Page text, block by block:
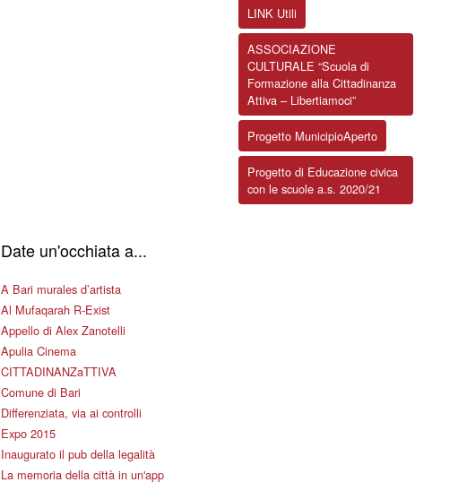
Date un'occhiata a...
A Bari murales d’artista
Al Mufaqarah R-Exist
Appello di Alex Zanotelli
Apulia Cinema
CITTADINANZaTTIVA
Comune di Bari
Differenziata, via ai controlli
Expo 2015
Inaugurato il pub della legalità
La memoria della città in un'app
LINK Utili
ASSOCIAZIONE
CULTURALE “Scuola di
Formazione alla Cittadinanza
Attiva – Libertiamoci”
Progetto MunicipioAperto
Progetto di Educazione civica
con le scuole a.s. 2020/21